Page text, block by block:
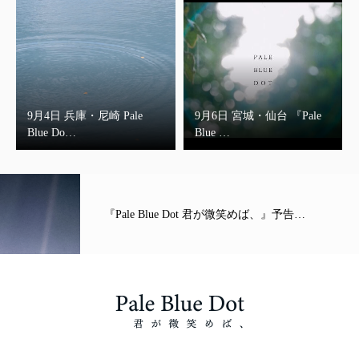
9月4日 兵庫・尼崎 Pale
Blue Do…
9月6日 宮城・仙台 『Pale
Blue …
『Pale Blue Dot 君が微笑めば、』予告…